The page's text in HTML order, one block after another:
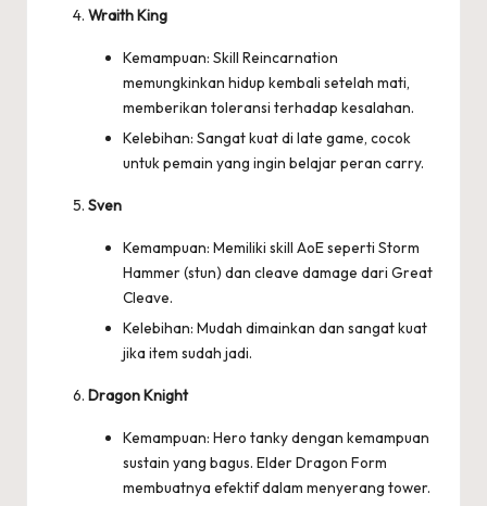
Wraith King
Kemampuan: Skill Reincarnation
memungkinkan hidup kembali setelah mati,
memberikan toleransi terhadap kesalahan.
Kelebihan: Sangat kuat di late game, cocok
untuk pemain yang ingin belajar peran carry.
Sven
Kemampuan: Memiliki skill AoE seperti Storm
Hammer (stun) dan cleave damage dari Great
Cleave.
Kelebihan: Mudah dimainkan dan sangat kuat
jika item sudah jadi.
Dragon Knight
Kemampuan: Hero tanky dengan kemampuan
sustain yang bagus. Elder Dragon Form
membuatnya efektif dalam menyerang tower.